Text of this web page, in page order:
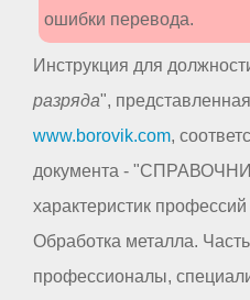
ошибки перевода.
Инструкция для
разряда",
www.borovik.com,
документа -
характеристик
Обработка металла.
профессионалы,